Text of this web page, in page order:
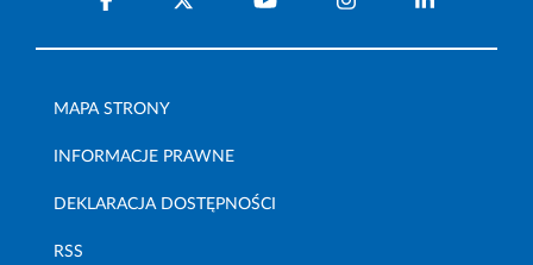
MAPA STRONY
INFORMACJE PRAWNE
DEKLARACJA DOSTĘPNOŚCI
RSS